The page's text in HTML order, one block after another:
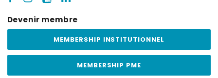
Devenir membre
MEMBERSHIP INSTITUTIONNEL
MEMBERSHIP PME